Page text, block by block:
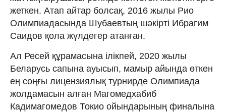
жеткен. Атап айтар болсақ, 2016 жылы Рио
Олимпиадасында Шубаевтың шәкірті Ибрагим
Саидов қола жүлдегер атанған.
Ал Ресей құрамасына ілікпей, 2020 жылы
Беларусь сапына ауысып, мамыр айында өткен
ең соңғы лицензиялық турнирде Олимпиада
жолдамасын алған Магомедхабиб
Кадимагомедов Токио ойындарының финалына